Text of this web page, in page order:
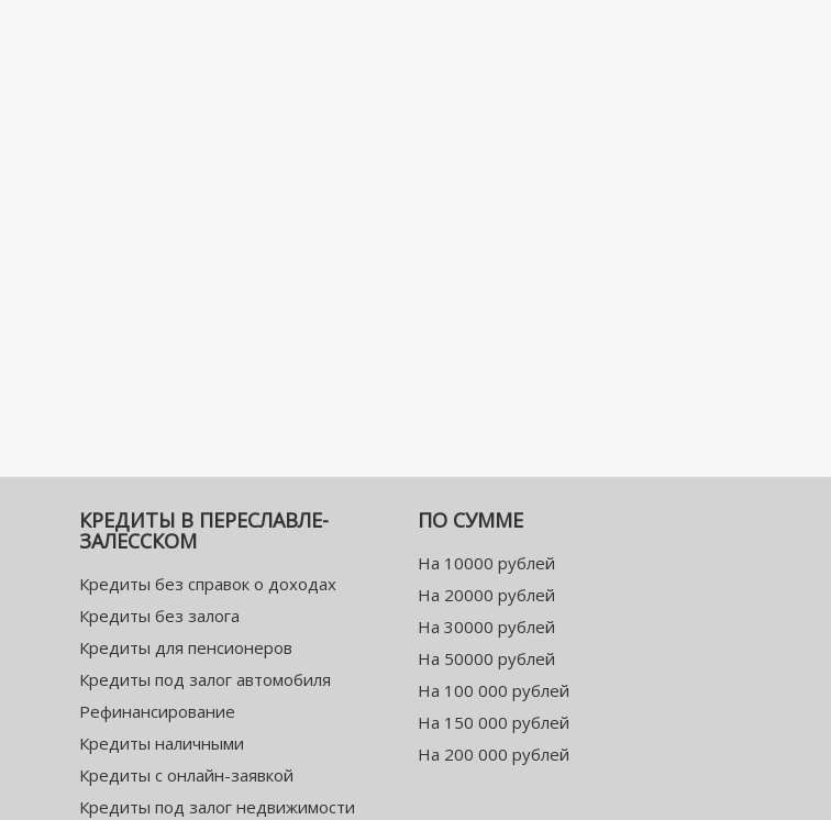
КРЕДИТЫ В ПЕРЕСЛАВЛЕ-
ЗАЛЕССКОМ
Кредиты без справок о доходах
Кредиты без залога
Кредиты для пенсионеров
Кредиты под залог автомобиля
Рефинансирование
Кредиты наличными
Кредиты с онлайн-заявкой
Кредиты под залог недвижимости
ПО СУММЕ
На 10000 рублей
На 20000 рублей
На 30000 рублей
На 50000 рублей
На 100 000 рублей
На 150 000 рублей
На 200 000 рублей